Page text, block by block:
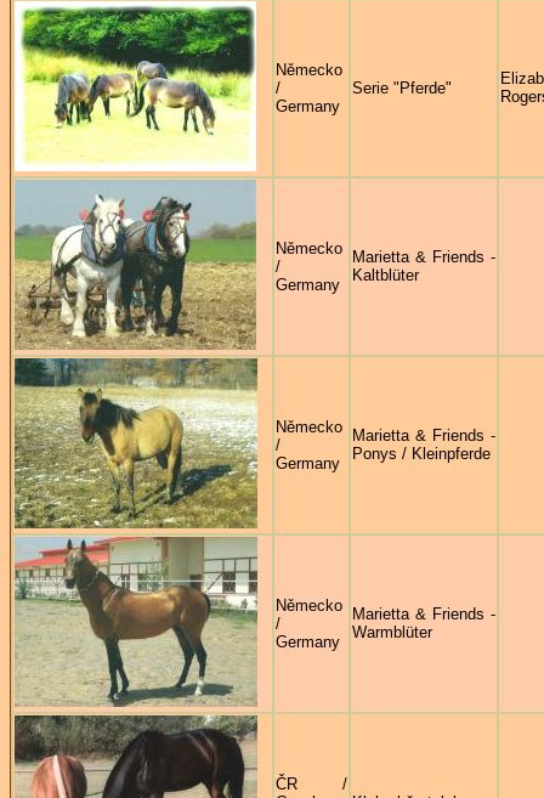
Německo
/
Germany
Serie "Pferde"
Německo
/
Germany
Marietta & Friends -
Kaltblüter
Německo
/
Germany
Marietta & Friends -
Ponys / Kleinpferde
Německo
/
Germany
Marietta & Friends -
Warmblüter
ČR /